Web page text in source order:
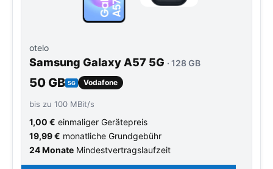
otelo
Samsung Galaxy A57 5G · 128 GB
50 GB 5G Vodafone
bis zu 100 MBit/s
1,00 € einmaliger Gerätepreis
19,99 € monatliche Grundgebühr
24 Monate Mindestvertragslaufzeit